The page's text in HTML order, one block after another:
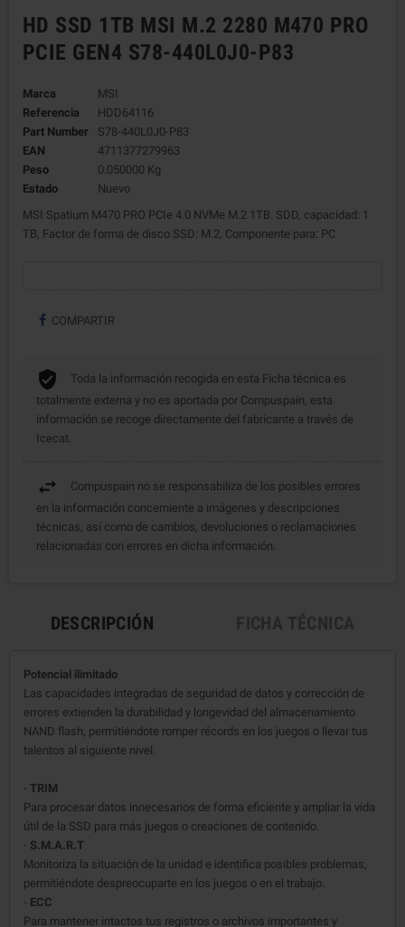
HD SSD 1TB MSI M.2 2280 M470 PRO
PCIE GEN4 S78-440L0J0-P83
Marca
MSI
Referencia
HDD64116
Part Number
S78-440L0J0-P83
EAN
4711377279963
Peso
0.050000 Kg
Estado
Nuevo
MSI Spatium M470 PRO PCIe 4.0 NVMe M.2 1TB. SDD, capacidad: 1
TB, Factor de forma de disco SSD: M.2, Componente para: PC
COMPARTIR
Toda la información recogida en esta Ficha técnica es
totalmente externa y no es aportada por Compuspain, esta
información se recoge directamente del fabricante a través de
Icecat.
Compuspain no se responsabiliza de los posibles errores
en la información concerniente a imágenes y descripciones
técnicas, así como de cambios, devoluciones o reclamaciones
relacionadas con errores en dicha información.
DESCRIPCIÓN
Potencial ilimitado
Las capacidades integradas de seguridad de datos y corrección de
errores extienden la durabilidad y longevidad del almacenamiento
NAND flash, permitiéndote romper récords en los juegos o llevar tus
talentos al siguiente nivel.
TRIM
Para procesar datos innecesarios de forma eficiente y ampliar la vida
útil de la SSD para más juegos o creaciones de contenido.
S.M.A.R.T
Monitoriza la situación de la unidad e identifica posibles problemas,
permitiéndote despreocuparte en los juegos o en el trabajo.
ECC
Para mantener intactos tus registros o archivos importantes y